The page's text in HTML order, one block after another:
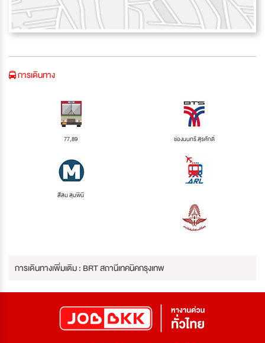
การเดินทาง
77,89 ช่องนนทรี สุรศักดิ์
สีลม ลุมพินี
การเดินทางเพิ่มเติม : BRT สถานีเทคนิคกรุงเทพ